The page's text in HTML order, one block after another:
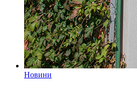
Новини